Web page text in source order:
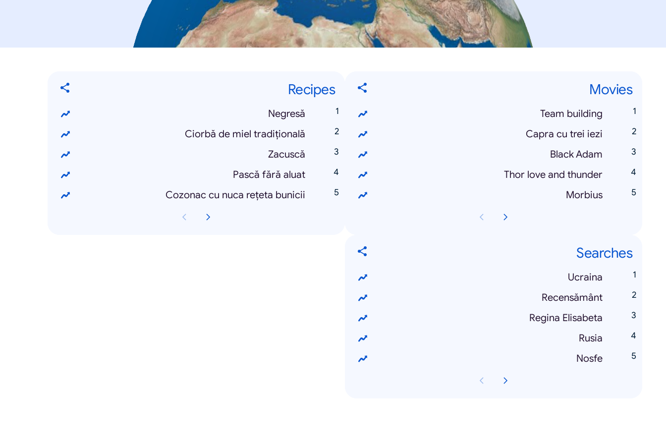
Movies
Team building
Capra cu trei iezi
Black Adam
Thor love and thunder
Morbius
Recipes
Negresă
Ciorbă de miel tradițională
Zacuscă
Pască fără aluat
Cozonac cu nuca rețeta bunicii
Searches
Ucraina
Recensământ
Regina Elisabeta
Rusia
Nosfe